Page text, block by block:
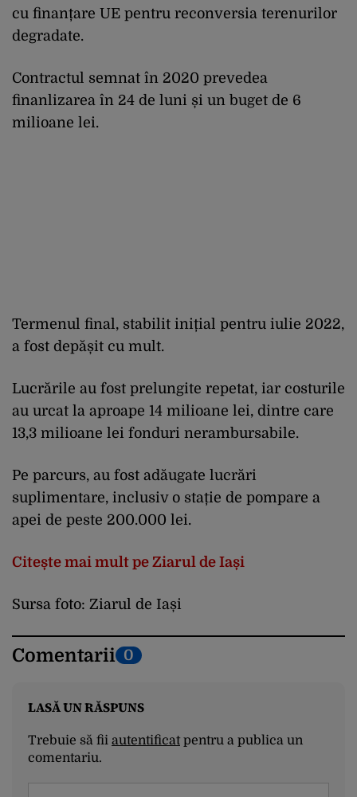
cu finanțare UE pentru reconversia terenurilor
degradate.
Contractul semnat în 2020 prevedea
finanlizarea în 24 de luni și un buget de 6
milioane lei.
Termenul final, stabilit inițial pentru iulie 2022,
a fost depășit cu mult.
Lucrările au fost prelungite repetat, iar costurile
au urcat la aproape 14 milioane lei, dintre care
13,3 milioane lei fonduri nerambursabile.
Pe parcurs, au fost adăugate lucrări
suplimentare, inclusiv o stație de pompare a
apei de peste 200.000 lei.
Citește mai mult pe Ziarul de Iași
Sursa foto: Ziarul de Iași
Comentarii 0
LASĂ UN RĂSPUNS
Trebuie să fii autentificatpentru a publica un
comentariu.